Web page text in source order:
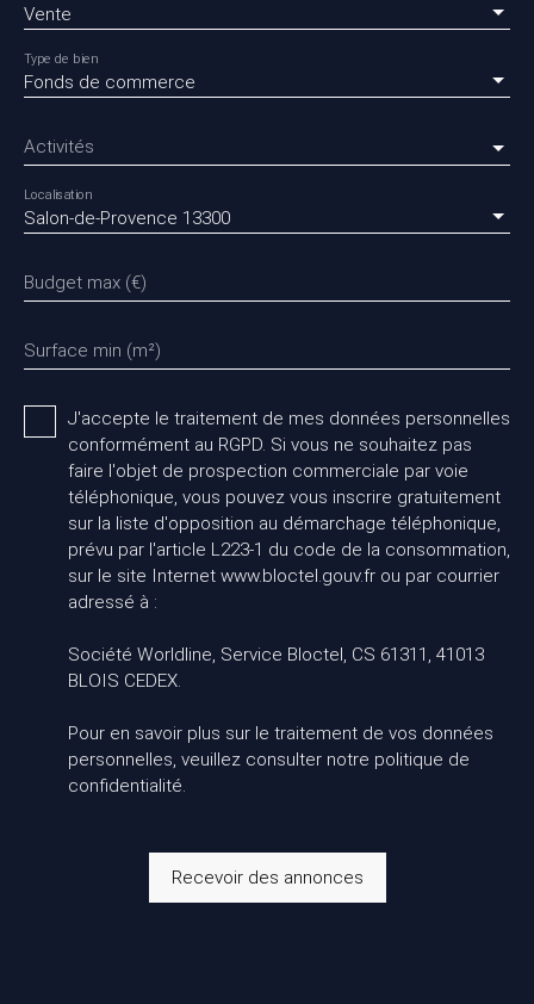
Vente
Fonds de commerce
Type de bien
Activités
Salon-de-Provence 13300
Localisation
Budget max (€)
Surface min (m²)
J'accepte le traitement de mes données personnelles
conformément au RGPD. Si vous ne souhaitez pas
faire l'objet de prospection commerciale par voie
téléphonique, vous pouvez vous inscrire gratuitement
sur la liste d'opposition au démarchage téléphonique,
prévu par l'article L223-1 du code de la consommation,
sur le site Internet www.bloctel.gouv.fr ou par courrier
adressé à :
Société Worldline, Service Bloctel, CS 61311, 41013
BLOIS CEDEX.
Pour en savoir plus sur le traitement de vos données
personnelles, veuillez consulter notre politique de
confidentialité.
Recevoir des annonces